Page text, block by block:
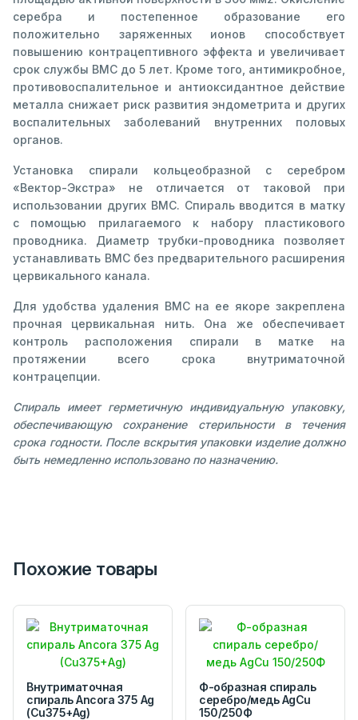
серебра и постепенное образование его
положительно заряженных ионов способствует
повышению контрацептивного эффекта и увеличивает
срок службы ВМС до 5 лет. Кроме того, антимикробное,
противовоспалительное и антиоксидантное действие
металла снижает риск развития эндометрита и других
воспалительных заболеваний внутренних половых
органов.
Установка спирали кольцеобразной с серебром
«Вектор-Экстра» не отличается от таковой при
использовании других ВМС. Спираль вводится в матку
с помощью прилагаемого к набору пластикового
проводника. Диаметр трубки-проводника позволяет
устанавливать ВМС без предварительного расширения
цервикального канала.
Для удобства удаления ВМС на ее якоре закреплена
прочная цервикальная нить. Она же обеспечивает
контроль расположения спирали в матке на
протяжении всего срока внутриматочной
контрацепции.
Спираль имеет герметичную индивидуальную упаковку,
обеспечивающую сохранение стерильности в течения
срока годности. После вскрытия упаковки изделие должно
быть немедленно использовано по назначению.
Похожие товары
Внутриматочная
спираль Ancora 375 Ag
(Cu375+Ag)
Ф-образная спираль
серебро/медь AgCu
150/250Ф